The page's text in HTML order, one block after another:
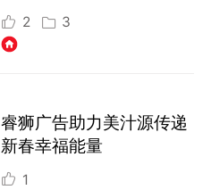
2 3
睿狮广告助力美汁源传递
新春幸福能量
1